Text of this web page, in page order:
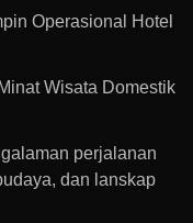
Operasional Hotel
Wisata Domestik
perjalanan
dan lanskap